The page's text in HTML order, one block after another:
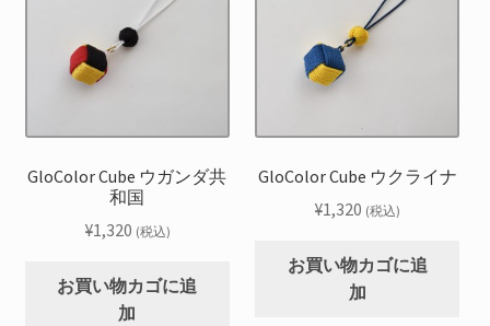
GloColor Cube ウガンダ共
和国
¥1,320 (税込)
お買い物カゴに追
加
GloColor Cube ウクライナ
¥1,320 (税込)
お買い物カゴに追
加